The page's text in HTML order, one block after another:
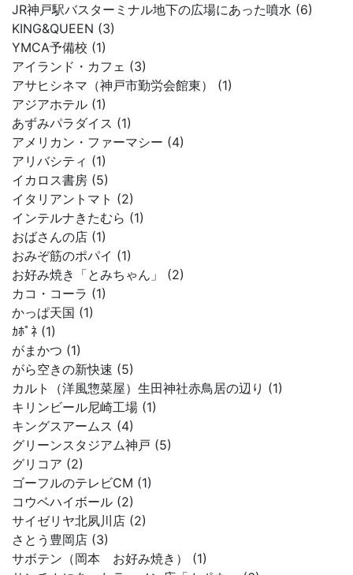
JR神戸駅バスターミナル地下の広場にあった噴水 (6)
KING&QUEEN (3)
YMCA予備校 (1)
アイランド・カフェ (3)
アサヒシネマ（神戸市勤労会館東） (1)
アジアホテル (1)
あずみパラダイス (1)
アメリカン・ファーマシー (4)
アリバシティ (1)
イカロス書房 (5)
イタリアントマト (2)
インテルナきたむら (1)
おばさんの店 (1)
おみぞ筋のポパイ (1)
お好み焼き「とみちゃん」 (2)
カコ・コーラ (1)
かっぱ天国 (1)
ｶﾎﾟﾈ (1)
がまかつ (1)
がら空きの新快速 (5)
カルト（洋風惣菜屋）生田神社赤鳥居の辺り (1)
キリンビール尼崎工場 (1)
キングスアームス (4)
グリーンスタジアム神戸 (5)
グリコア (2)
ゴーフルのテレビCM (1)
コウベハイボール (2)
サイゼリヤ北夙川店 (2)
さとう豊岡店 (3)
サボテン（岡本 お好み焼き） (1)